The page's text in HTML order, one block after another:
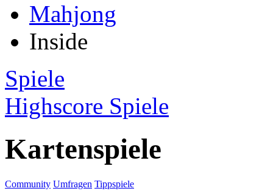
Mahjong
Inside
Spiele
Highscore Spiele
Kartenspiele
Community Umfragen Tippspiele